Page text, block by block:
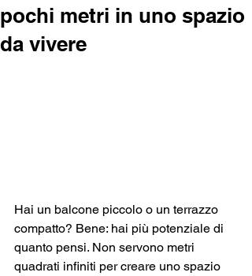
pochi metri in uno spazio
da vivere
Hai un balcone piccolo o un terrazzo
compatto? Bene: hai più potenziale di
quanto pensi. Non servono metri
quadrati infiniti per creare uno spazio